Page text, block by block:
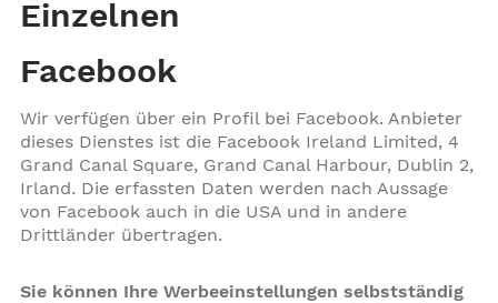
Einzelnen
Facebook
Wir verfügen über ein Profil bei Facebook. Anbieter
dieses Dienstes ist die Facebook Ireland Limited, 4
Grand Canal Square, Grand Canal Harbour, Dublin 2,
Irland. Die erfassten Daten werden nach Aussage
von Facebook auch in die USA und in andere
Drittländer übertragen.
Sie können Ihre Werbeeinstellungen selbstständig